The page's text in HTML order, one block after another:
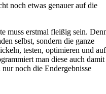
noch etwas genauer auf die
muss erstmal fleißig sein.
selbst, sondern die ganze
testen, optimieren und auf
man diese auch damit
noch die Endergebnisse